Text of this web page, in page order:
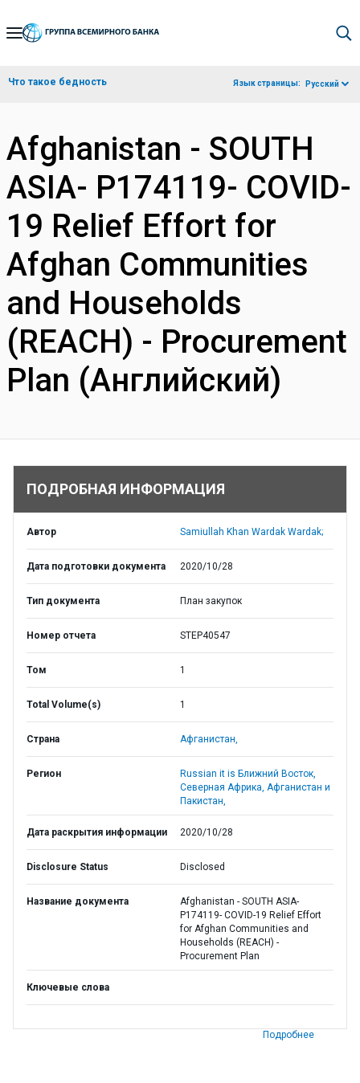
Skip
Navigation
Что такое бедность Язык страницы: Русский
Afghanistan - SOUTH
ASIA- P174119- COVID-
19 Relief Effort for
Afghan Communities
and Households
(REACH) - Procurement
Plan (Английский)
ПОДРОБНАЯ ИНФОРМАЦИЯ
Автор Samiullah Khan Wardak Wardak;
Дата подготовки документа 2020/10/28
Тип документа План закупок
Номер отчета STEP40547
Том 1
Total Volume(s) 1
Страна Афганистан,
Регион
Russian it is Ближний Восток,
Северная Африка, Афганистан и
Пакистан,
Дата раскрытия информации 2020/10/28
Disclosure Status Disclosed
Название документа
Afghanistan - SOUTH ASIA-
P174119- COVID-19 Relief Effort
for Afghan Communities and
Households (REACH) -
Procurement Plan
Ключевые слова
Подробнее